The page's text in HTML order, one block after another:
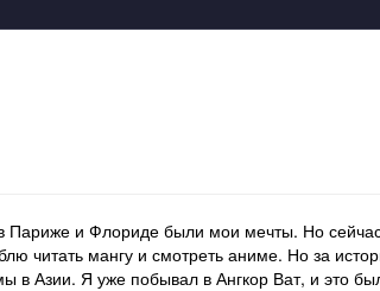
Париже и Флориде были мои мечты. Но
мангу и смотреть аниме. Но за
в Азии. Я уже побывал в Ангкор Ват, и это